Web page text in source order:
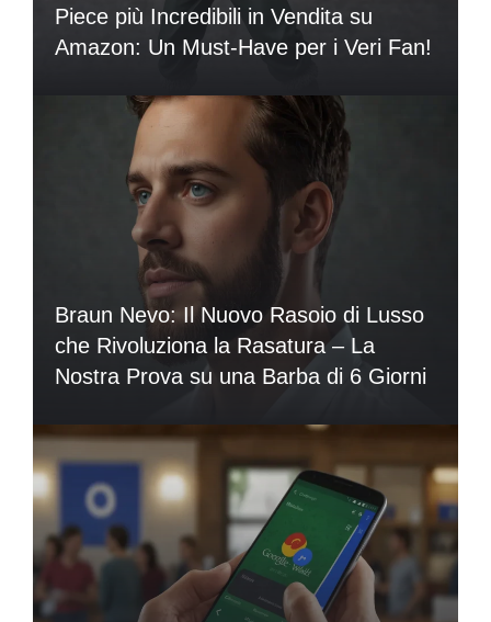
Piece più Incredibili in Vendita su
Amazon: Un Must-Have per i Veri Fan!
Braun Nevo: Il Nuovo Rasoio di Lusso
che Rivoluziona la Rasatura – La
Nostra Prova su una Barba di 6 Giorni